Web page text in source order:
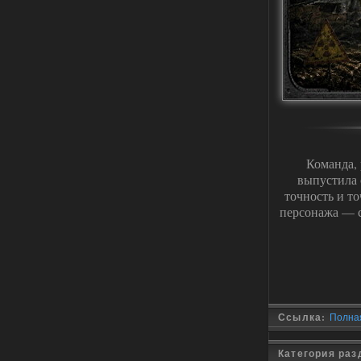
выпустила
точность и
персонажа —
Ссылка:
Категория